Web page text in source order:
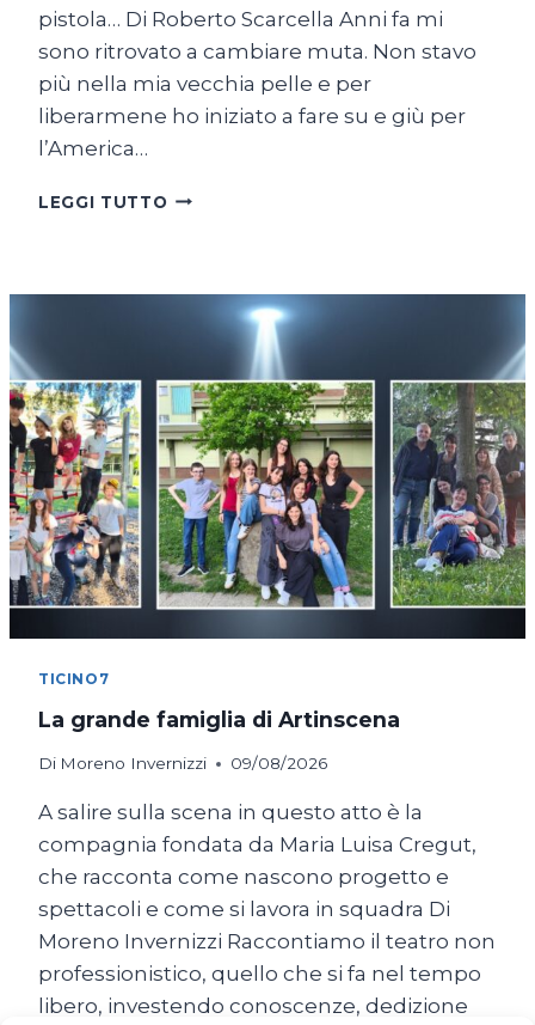
pistola… Di Roberto Scarcella Anni fa mi
sono ritrovato a cambiare muta. Non stavo
più nella mia vecchia pelle e per
liberarmene ho iniziato a fare su e giù per
l’America…
LEGGI TUTTO COME
SAIGON
TICINO7
La grande famiglia di Artinscena
Di Moreno Invernizzi 09/08/2026
A salire sulla scena in questo atto è la
compagnia fondata da Maria Luisa Cregut,
che racconta come nascono progetto e
spettacoli e come si lavora in squadra Di
Moreno Invernizzi Raccontiamo il teatro non
professionistico, quello che si fa nel tempo
libero, investendo conoscenze, dedizione